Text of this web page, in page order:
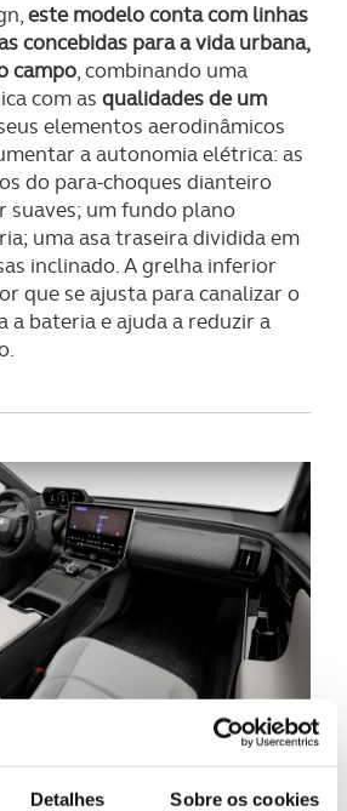
Detalhes Sobre os cookies
este modelo conta com linhas
concebidas para a vida urbana,
campo, combinando uma
com as qualidades de um
elementos aerodinâmicos
a autonomia elétrica: as
do para-choques dianteiro
suaves; um fundo plano
uma asa traseira dividida em
inclinado. A grelha inferior
que se ajusta para canalizar o
bateria e ajuda a reduzir a